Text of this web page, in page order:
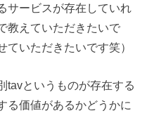
サービスが存在していれ
教えていただきたいで
いただきたいです笑）
tavというものが存在する
る価値があるかどうかに